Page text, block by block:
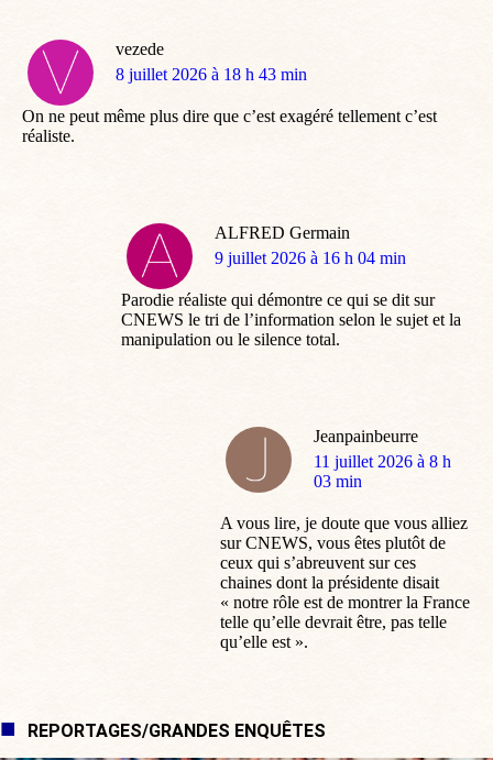
vezede
dit
8 juillet 2026 à 18 h 43 min
On ne peut même plus dire que c’est exagéré tellement c’est
réaliste.
ALFRED Germain
dit
9 juillet 2026 à 16 h 04 min
Parodie réaliste qui démontre ce qui se dit sur
CNEWS le tri de l’information selon le sujet et la
manipulation ou le silence total.
Jeanpainbeurre
dit
:
11 juillet 2026 à 8 h
03 min
A vous lire, je doute que vous alliez
sur CNEWS, vous êtes plutôt de
ceux qui s’abreuvent sur ces
chaines dont la présidente disait
« notre rôle est de montrer la France
telle qu’elle devrait être, pas telle
qu’elle est ».
REPORTAGES/GRANDES ENQUÊTES